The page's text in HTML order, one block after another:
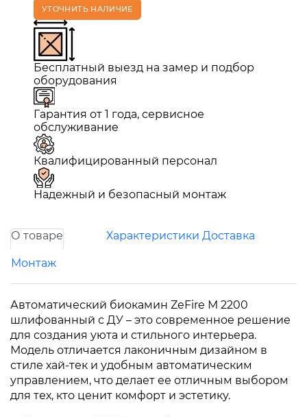
УТОЧНИТЬ НАЛИЧИЕ
Бесплатный выезд на замер и подбор
оборудования
Гарантия от 1 года, сервисное
обслуживание
Квалифицированный персонал
Надежный и безопасный монтаж
О товаре Характеристики Доставка
Монтаж
Автоматический биокамин ZeFire М 2200
шлифованный с ДУ – это современное решение
для создания уюта и стильного интерьера.
Модель отличается лаконичным дизайном в
стиле хай-тек и удобным автоматическим
управлением, что делает ее отличным выбором
для тех, кто ценит комфорт и эстетику.